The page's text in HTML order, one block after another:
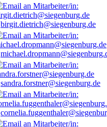
birgit.dietrich@siegenburg.de
sandra.forstner@siegenburg.de